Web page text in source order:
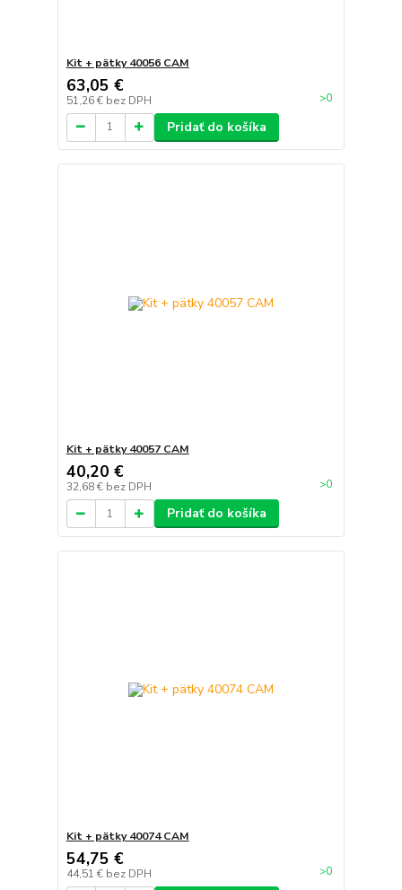
Kit + pätky 40056 CAM
63,05 €
51,26 € bez DPH >0
Pridať do košíka
Kit + pätky 40057 CAM
40,20 €
32,68 € bez DPH >0
Pridať do košíka
Kit + pätky 40074 CAM
54,75 €
44,51 € bez DPH >0